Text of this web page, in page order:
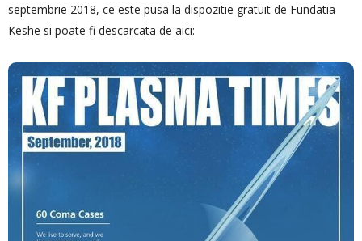
septembrie 2018, ce este pusa la dispozitie gratuit de Fundatia
Keshe si poate fi descarcata de aici: